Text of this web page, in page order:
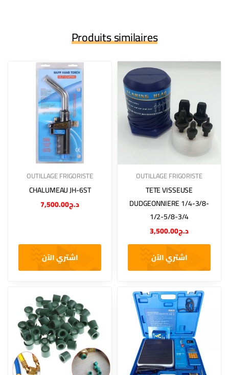
Produits similaires
OUTILLAGE FRIGORISTE
CHALUMEAU JH-6ST
د.ج7,500.00
اشتري الآن
OUTILLAGE FRIGORISTE
TETE VISSEUSE
DUDGEONNIERE 1/4-3/8-
1/2-5/8-3/4
د.ج3,500.00
اشتري الآن